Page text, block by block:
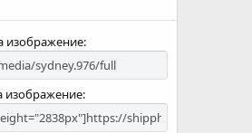
изображение
изображение